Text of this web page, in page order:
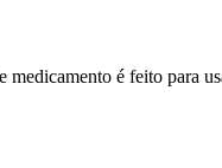
é feito para